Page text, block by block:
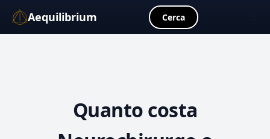
Aequilibrium Cerca
Quanto costa